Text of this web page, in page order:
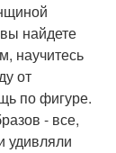
найдете
научитесь
от
по фигуре.
- все,
удивляли